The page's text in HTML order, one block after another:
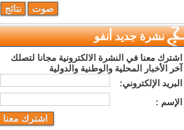
نشرة جديد أنفو
اشترك معنا في النشرة الالكترونية مجانا لتصلك
آخر الأخبار المحلية والوطنية والدولية
البريد اﻹلكتروني:
اﻹسم :